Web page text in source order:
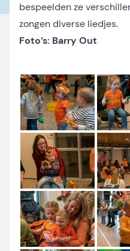
bespeelden ze
zongen diverse liedjes.
Foto’s: Barry Out